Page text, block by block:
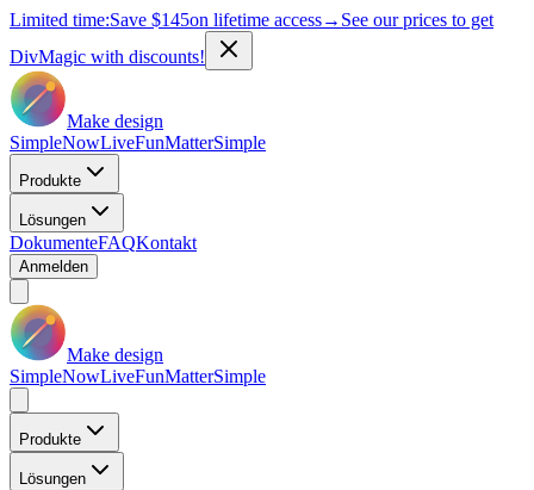
Limited time:Save $145on lifetime access→ See our prices to get
DivMagic with discounts!
Make design
SimpleNowLiveFunMatterSimple
Produkte
Lösungen
DokumenteFAQKontakt
Anmelden
Make design
SimpleNowLiveFunMatterSimple
Produkte
Lösungen